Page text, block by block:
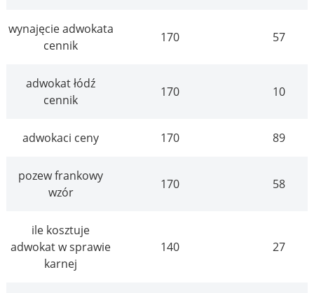
wynajęcie adwokata
cennik
170 57
adwokat łódź
cennik
170 10
adwokaci ceny 170 89
pozew frankowy
wzór
170 58
ile kosztuje
adwokat w sprawie
karnej
140 27